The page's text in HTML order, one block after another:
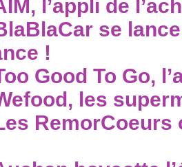
l’appli de
se
!
Good To Go,
les
RemorCoeurs